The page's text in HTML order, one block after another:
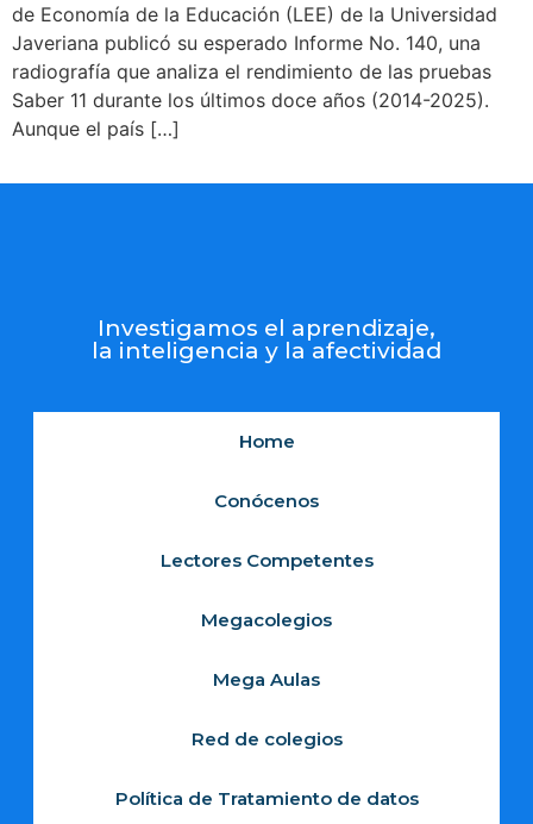
de Economía de la Educación (LEE) de la Universidad
Javeriana publicó su esperado Informe No. 140, una
radiografía que analiza el rendimiento de las pruebas
Saber 11 durante los últimos doce años (2014-2025).
Aunque el país […]
Investigamos el aprendizaje,
la inteligencia y la afectividad
Home
Conócenos
Lectores Competentes
Megacolegios
Mega Aulas
Red de colegios
Política de Tratamiento de datos